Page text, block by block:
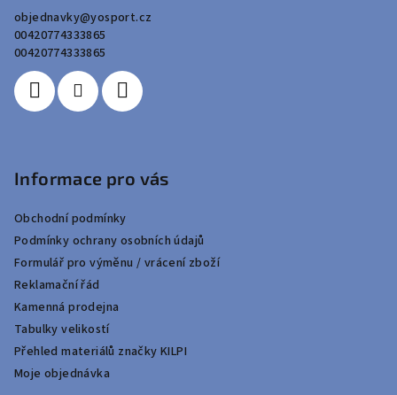
objednavky@yosport.cz
00420774333865
00420774333865
Informace pro vás
Obchodní podmínky
Podmínky ochrany osobních údajů
Formulář pro výměnu / vrácení zboží
Reklamační řád
Kamenná prodejna
Tabulky velikostí
Přehled materiálů značky KILPI
Moje objednávka